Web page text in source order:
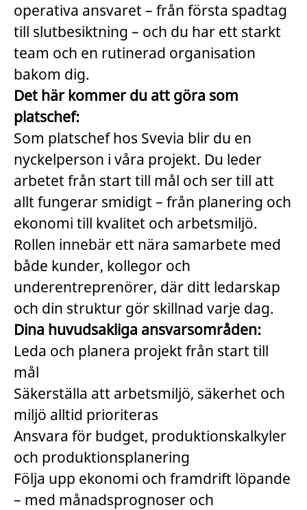
operativa ansvaret – från första spadtag
till slutbesiktning – och du har ett starkt
team och en rutinerad organisation
bakom dig.
Det här kommer du att göra som
platschef:
Som platschef hos Svevia blir du en
nyckelperson i våra projekt. Du leder
arbetet från start till mål och ser till att
allt fungerar smidigt – från planering och
ekonomi till kvalitet och arbetsmiljö.
Rollen innebär ett nära samarbete med
både kunder, kollegor och
underentreprenörer, där ditt ledarskap
och din struktur gör skillnad varje dag.
Dina huvudsakliga ansvarsområden:
Leda och planera projekt från start till
mål
Säkerställa att arbetsmiljö, säkerhet och
miljö alltid prioriteras
Ansvara för budget, produktionskalkyler
och produktionsplanering
Följa upp ekonomi och framdrift löpande
– med månadsprognoser och